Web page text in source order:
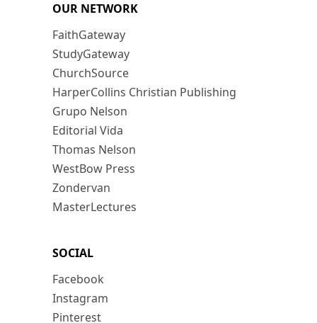
OUR NETWORK
FaithGateway
StudyGateway
ChurchSource
HarperCollins Christian Publishing
Grupo Nelson
Editorial Vida
Thomas Nelson
WestBow Press
Zondervan
MasterLectures
SOCIAL
Facebook
Instagram
Pinterest